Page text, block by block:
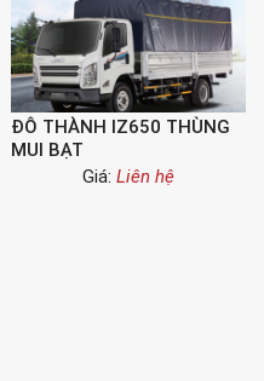
ĐÔ THÀNH IZ650 THÙNG
MUI BẠT
Giá: Liên hệ